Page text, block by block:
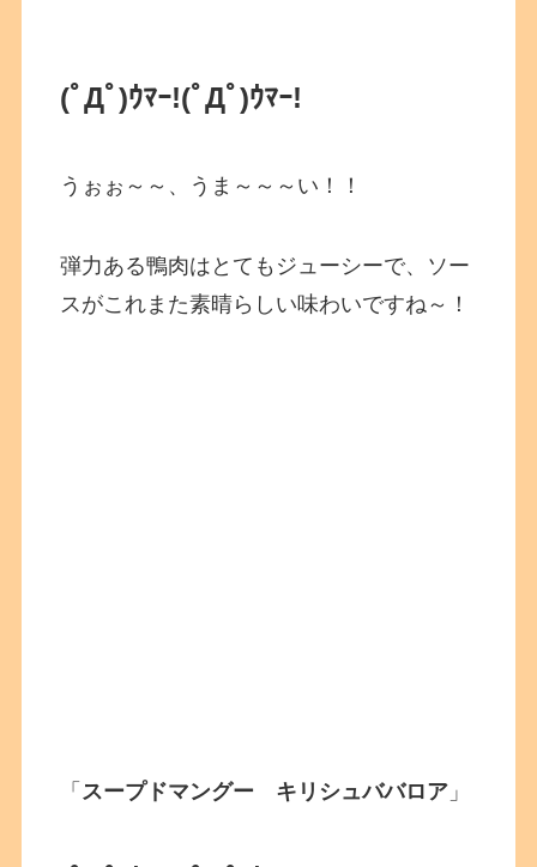
(ﾟДﾟ)ｳﾏｰ!(ﾟДﾟ)ｳﾏｰ!
うぉぉ～～、うま～～～い！！
弾力ある鴨肉はとてもジューシーで、ソー
スがこれまた素晴らしい味わいですね～！
「 スープドマングー キリシュババロア 」